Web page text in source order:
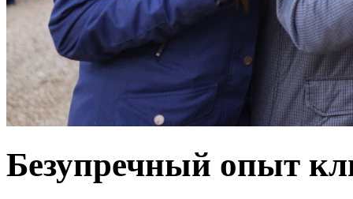
Безупречный опыт